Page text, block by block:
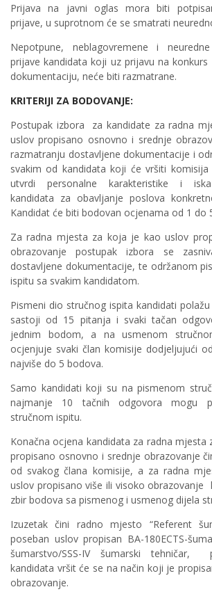
Prijava na javni oglas mora biti
prijave, u suprotnom će se smatrati
Nepotpune, neblagovremene i
prijave kandidata koji uz prijavu na
dokumentaciju, neće biti razmatrane.
KRITERIJI ZA BODOVANJE:
Postupak izbora za kandidate za radna
uslov propisano osnovno i srednje
razmatranju dostavljene dokumentacije i
svakim od kandidata koji će vršiti
utvrdi personalne karakteristike i
kandidata za obavljanje poslova
Kandidat će biti bodovan ocjenama od 1 do
Za radna mjesta za koja je kao uslov
obrazovanje postupak izbora se
dostavljene dokumentacije, te održanom
ispitu sa svakim kandidatom.
Pismeni dio stručnog ispita kandidati
sastoji od 15 pitanja i svaki tačan
jednim bodom, a na usmenom
ocjenjuje svaki član komisije dodjeljujući
najviše do 5 bodova.
Samo kandidati koji su na pismenom
najmanje 10 tačnih odgovora mogu
stručnom ispitu.
Konačna ocjena kandidata za radna mjesta
propisano osnovno i srednje obrazovanje
od svakog člana komisije, a za radna
uslov propisano više ili visoko obrazovanje
zbir bodova sa pismenog i usmenog dijela
Izuzetak čini radno mjesto “Referent
poseban uslov propisan BA-180ECTS-
šumarstvo/SSS-IV šumarski
kandidata vršit će se na način koji je
obrazovanje.